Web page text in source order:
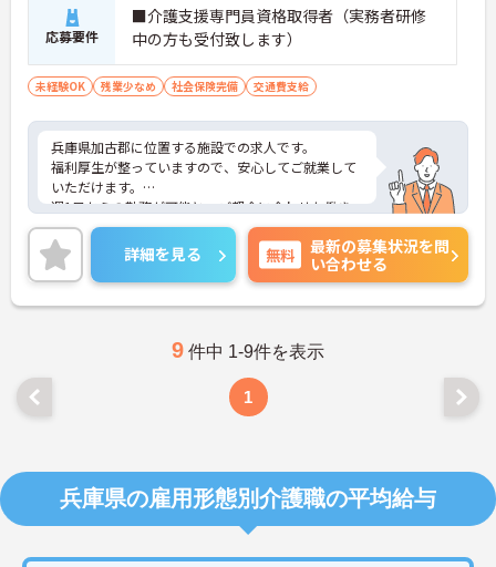
応募要件
■介護支援専門員資格取得者（実務者研修
中の方も受付致します）
未経験OK 残業少なめ 社会保険完備 交通費支給
兵庫県加古郡に位置する施設での求人です。
福利厚生が整っていますので、安心してご就業して
いただけます。
週1日からの勤務が可能と、ご都合に合わせた働き
方が出来ます♪
ご興味のある方には、面接対策ポイントなど、さら
に詳細をお話しいたしますので、お気軽にご相談く
ださい。
詳細を見る 無料
最新の募集状況を問
い合わせる
9 件中 1-9件を表示
1
兵庫県の雇用形態別介護職の平均給与